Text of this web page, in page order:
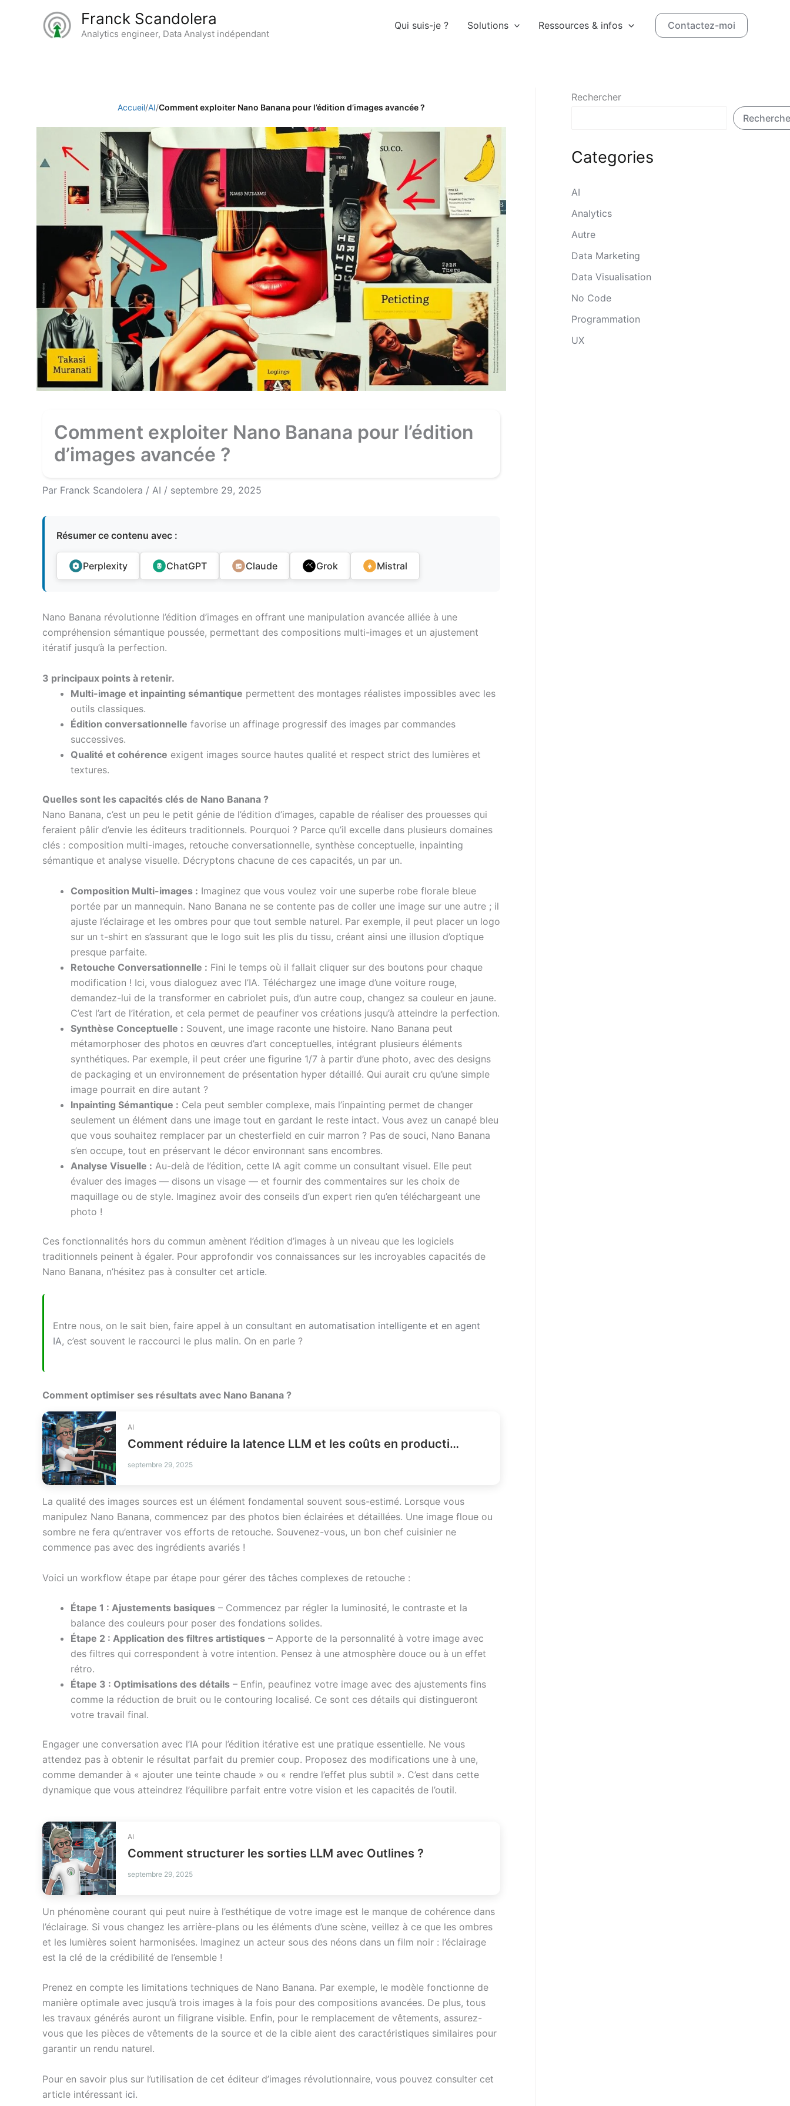
Franck Scandolera
Analytics engineer, Data Analyst indépendant
Qui suis-je ? Solutions Ressources & infos Contactez-moi
Accueil/AI/Comment exploiter Nano Banana pour l’édition d’images avancée ?
Comment exploiter Nano Banana pour l’édition
d’images avancée ?
Par Franck Scandolera / AI / septembre 29, 2025
Résumer ce contenu avec :
Perplexity ChatGPT Claude Grok Mistral
Nano Banana révolutionne l’édition d’images en offrant une manipulation avancée alliée à une
compréhension sémantique poussée, permettant des compositions multi-images et un ajustement
itératif jusqu’à la perfection.
3 principaux points à retenir.
Multi-image et inpainting sémantique permettent des montages réalistes impossibles avec les
outils classiques.
Édition conversationnelle favorise un affinage progressif des images par commandes
successives.
Qualité et cohérence exigent images source hautes qualité et respect strict des lumières et
textures.
Quelles sont les capacités clés de Nano Banana ?
Nano Banana, c’est un peu le petit génie de l’édition d’images, capable de réaliser des prouesses qui
feraient pâlir d’envie les éditeurs traditionnels. Pourquoi ? Parce qu’il excelle dans plusieurs domaines
clés : composition multi-images, retouche conversationnelle, synthèse conceptuelle, inpainting
sémantique et analyse visuelle. Décryptons chacune de ces capacités, un par un.
Composition Multi-images : Imaginez que vous voulez voir une superbe robe florale bleue
portée par un mannequin. Nano Banana ne se contente pas de coller une image sur une autre ; il
ajuste l’éclairage et les ombres pour que tout semble naturel. Par exemple, il peut placer un logo
sur un t-shirt en s’assurant que le logo suit les plis du tissu, créant ainsi une illusion d’optique
presque parfaite.
Retouche Conversationnelle : Fini le temps où il fallait cliquer sur des boutons pour chaque
modification ! Ici, vous dialoguez avec l’IA. Téléchargez une image d’une voiture rouge,
demandez-lui de la transformer en cabriolet puis, d’un autre coup, changez sa couleur en jaune.
C’est l’art de l’itération, et cela permet de peaufiner vos créations jusqu’à atteindre la perfection.
Synthèse Conceptuelle : Souvent, une image raconte une histoire. Nano Banana peut
métamorphoser des photos en œuvres d’art conceptuelles, intégrant plusieurs éléments
synthétiques. Par exemple, il peut créer une figurine 1/7 à partir d’une photo, avec des designs
de packaging et un environnement de présentation hyper détaillé. Qui aurait cru qu’une simple
image pourrait en dire autant ?
Inpainting Sémantique : Cela peut sembler complexe, mais l’inpainting permet de changer
seulement un élément dans une image tout en gardant le reste intact. Vous avez un canapé bleu
que vous souhaitez remplacer par un chesterfield en cuir marron ? Pas de souci, Nano Banana
s’en occupe, tout en préservant le décor environnant sans encombres.
Analyse Visuelle : Au-delà de l’édition, cette IA agit comme un consultant visuel. Elle peut
évaluer des images — disons un visage — et fournir des commentaires sur les choix de
maquillage ou de style. Imaginez avoir des conseils d’un expert rien qu’en téléchargeant une
photo !
Ces fonctionnalités hors du commun amènent l’édition d’images à un niveau que les logiciels
traditionnels peinent à égaler. Pour approfondir vos connaissances sur les incroyables capacités de
Nano Banana, n’hésitez pas à consulter cet article.
Entre nous, on le sait bien, faire appel à un consultant en automatisation intelligente et en agent
IA, c’est souvent le raccourci le plus malin. On en parle ?
Comment optimiser ses résultats avec Nano Banana ?
AI
Comment réduire la latence LLM et les coûts en production ?
septembre 29, 2025
La qualité des images sources est un élément fondamental souvent sous-estimé. Lorsque vous
manipulez Nano Banana, commencez par des photos bien éclairées et détaillées. Une image floue ou
sombre ne fera qu’entraver vos efforts de retouche. Souvenez-vous, un bon chef cuisinier ne
commence pas avec des ingrédients avariés !
Voici un workflow étape par étape pour gérer des tâches complexes de retouche :
Étape 1 : Ajustements basiques – Commencez par régler la luminosité, le contraste et la
balance des couleurs pour poser des fondations solides.
Étape 2 : Application des filtres artistiques – Apporte de la personnalité à votre image avec
des filtres qui correspondent à votre intention. Pensez à une atmosphère douce ou à un effet
rétro.
Étape 3 : Optimisations des détails – Enfin, peaufinez votre image avec des ajustements fins
comme la réduction de bruit ou le contouring localisé. Ce sont ces détails qui distingueront
votre travail final.
Engager une conversation avec l’IA pour l’édition itérative est une pratique essentielle. Ne vous
attendez pas à obtenir le résultat parfait du premier coup. Proposez des modifications une à une,
comme demander à « ajouter une teinte chaude » ou « rendre l’effet plus subtil ». C’est dans cette
dynamique que vous atteindrez l’équilibre parfait entre votre vision et les capacités de l’outil.
AI
Comment structurer les sorties LLM avec Outlines ?
septembre 29, 2025
Un phénomène courant qui peut nuire à l’esthétique de votre image est le manque de cohérence dans
l’éclairage. Si vous changez les arrière-plans ou les éléments d’une scène, veillez à ce que les ombres
et les lumières soient harmonisées. Imaginez un acteur sous des néons dans un film noir : l’éclairage
est la clé de la crédibilité de l’ensemble !
Prenez en compte les limitations techniques de Nano Banana. Par exemple, le modèle fonctionne de
manière optimale avec jusqu’à trois images à la fois pour des compositions avancées. De plus, tous
les travaux générés auront un filigrane visible. Enfin, pour le remplacement de vêtements, assurez-
vous que les pièces de vêtements de la source et de la cible aient des caractéristiques similaires pour
garantir un rendu naturel.
Pour en savoir plus sur l’utilisation de cet éditeur d’images révolutionnaire, vous pouvez consulter cet
article intéressant ici.
Rechercher
Categories
AI
Analytics
Autre
Data Marketing
Data Visualisation
No Code
Programmation
UX